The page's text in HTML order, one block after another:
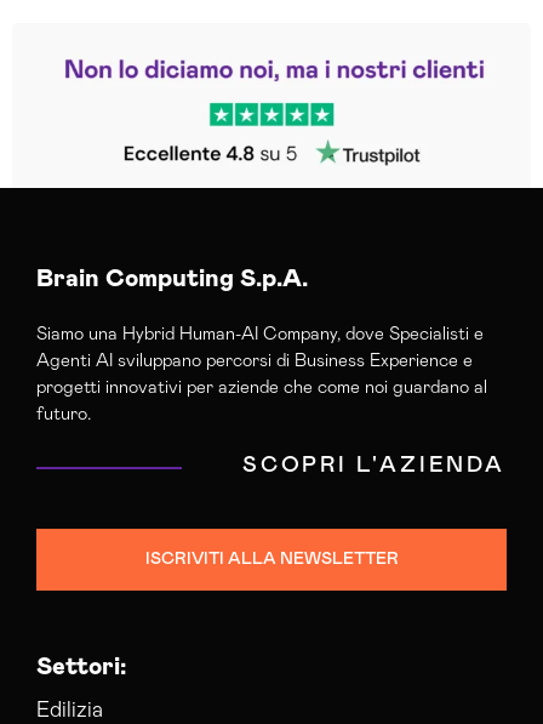
Trustpilot
Brain Computing S.p.A.
Siamo una Hybrid Human-AI Company, dove Specialisti e
Agenti AI sviluppano percorsi di Business Experience e
progetti innovativi per aziende che come noi guardano al
futuro.
SCOPRI L'AZIENDA
ISCRIVITI ALLA NEWSLETTER
Settori:
Edilizia